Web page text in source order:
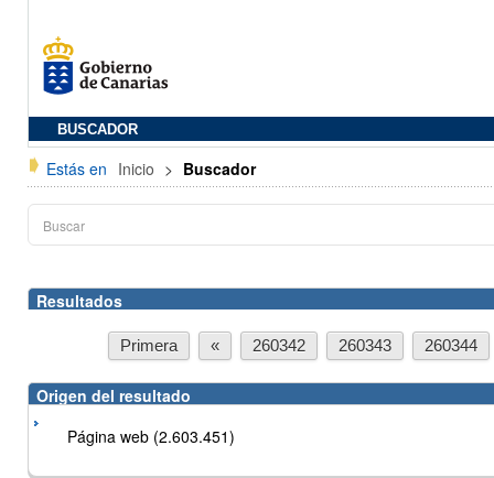
BUSCADOR
Estás en Inicio > Buscador
Resultados
Primera « 260342 260343 260344
Origen del resultado
Página web (2.603.451)